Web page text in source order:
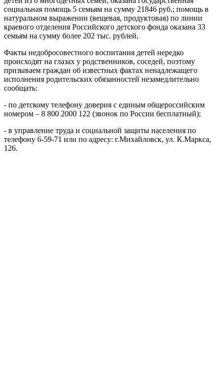
социальная помощь 5 семьям на сумму 21846 руб.; помощь в
натуральном выражении (вещевая, продуктовая) по линии
краевого отделения Российского детского фонда оказана 33
семьям на сумму более 202 тыс. рублей.
Факты недобросовестного воспитания детей нередко
происходят на глазах у родственников, соседей, поэтому
призываем граждан об известных фактах ненадлежащего
исполнения родительских обязанностей незамедлительно
сообщать:
- по детскому телефону доверия с единым общероссийским
номером – 8 800 2000 122 (звонок по России бесплатный);
- в управление труда и социальной защиты населения по
телефону 6-59-71 или по адресу: г.Михайловск, ул. К.Маркса,
126.